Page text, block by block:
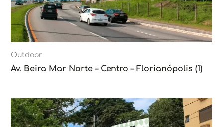
Outdoor
Av. Beira Mar Norte – Centro – Florianópolis (1)